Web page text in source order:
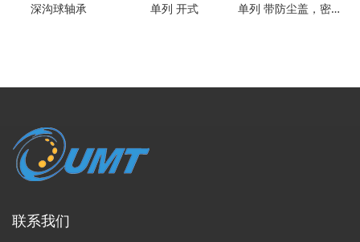
深沟球轴承 单列 开式 单列 带防尘盖，密封圈型
联系我们